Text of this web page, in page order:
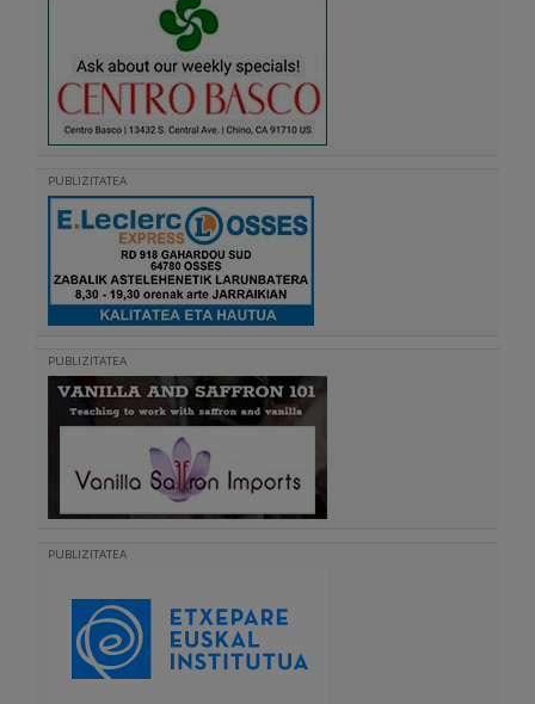
PUBLIZITATEA
PUBLIZITATEA
PUBLIZITATEA